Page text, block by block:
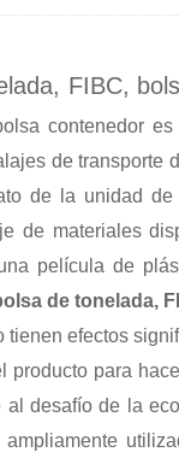
FIBC,
contenedor
de
de la unidad
de materiales
película de
de tonelada,
efectos
producto para
desafío de la